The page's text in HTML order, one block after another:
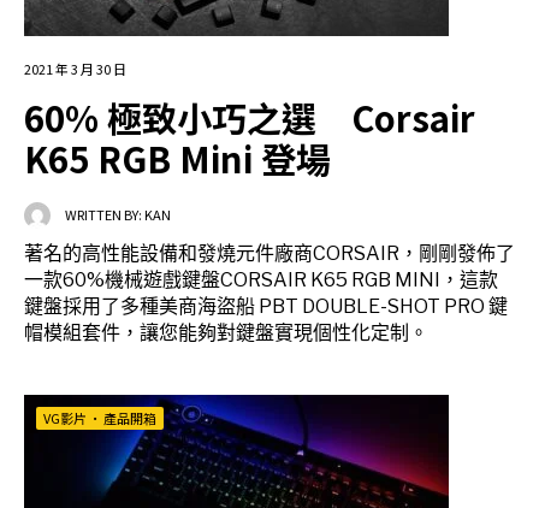
2021 年 3 月 30 日
60% 極致小巧之選 Corsair
K65 RGB Mini 登場
WRITTEN BY:KAN
著名的高性能設備和發燒元件廠商CORSAIR，剛剛發佈了
一款60%機械遊戲鍵盤CORSAIR K65 RGB MINI，這款
鍵盤採用了多種美商海盜船 PBT DOUBLE-SHOT PRO 鍵
帽模組套件，讓您能夠對鍵盤實現個性化定制。
VG影片 • 產品開箱